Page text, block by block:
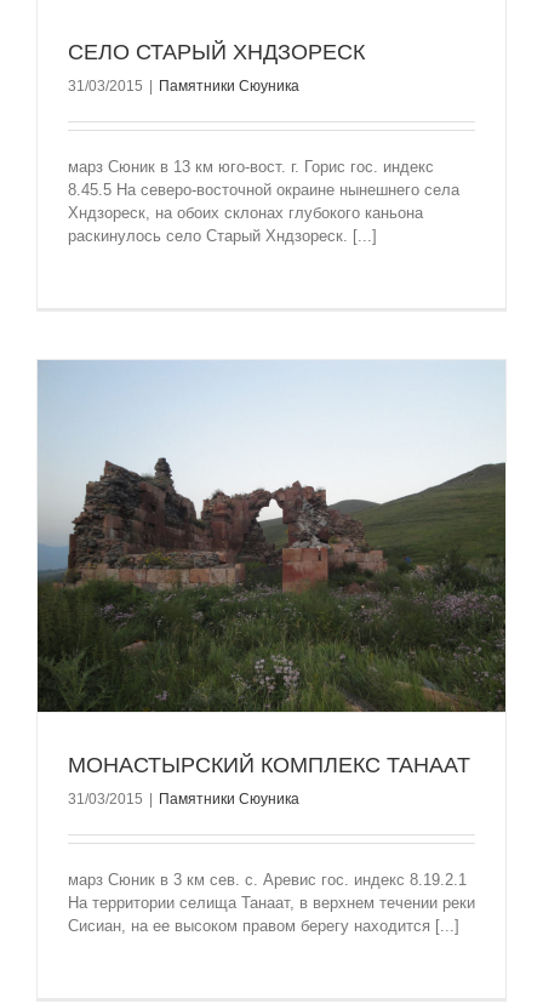
СЕЛО СТАРЫЙ ХНДЗОРЕСК
31/03/2015 | Памятники Сюуника
марз Сюник в 13 км юго-вост. г. Горис гос. индекс
8.45.5 На северо-восточной окраине нынешнего села
Хндзореск, на обоих склонах глубокого каньона
раскинулось село Старый Хндзореск. [...]
MОНАСТЫРСКИЙ КОМПЛЕКС ТАНААТ
31/03/2015 Памятники Сюуника
марз Сюник в 3 км сев. с. Аревис гос. индекс 8.19.2.1
На территории селища Танаат, в верхнем течении реки
Сисиан, на ее высоком правом берегу находится [...]